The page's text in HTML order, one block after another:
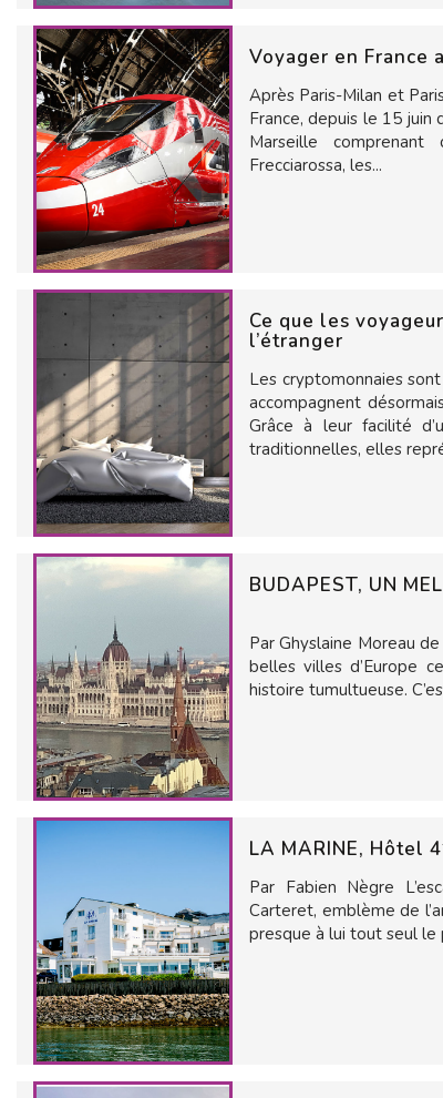
Voyager en France
Après Paris-Milan et
France, depuis le 15
Marseille
Frecciarossa, les...
Ce que les
l’étranger
Les cryptomonnaies
accompagnent
Grâce à leur facilité
traditionnelles, elles
BUDAPEST, UN
Par Ghyslaine Moreau
belles villes d’Europe
histoire tumultueuse.
LA MARINE, Hôtel
Par Fabien Nègre
Carteret, emblème de
presque à lui tout seul le